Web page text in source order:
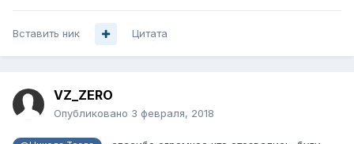
Вставить ник Цитата
VZ_ZERO
Опубликовано 3 февраля, 2018